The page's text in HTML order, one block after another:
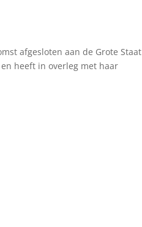
afgesloten aan de Grote Staat
heeft in overleg met haar